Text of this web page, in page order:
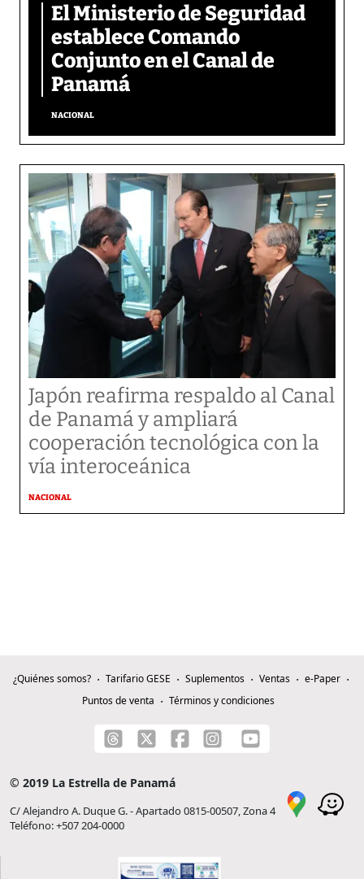
El Ministerio de Seguridad
establece Comando
Conjunto en el Canal de
Panamá
NACIONAL
Japón reafirma respaldo al Canal
de Panamá y ampliará
cooperación tecnológica con la
vía interoceánica
NACIONAL
¿Quiénes somos? Tarifario GESE Suplementos Ventas
e-Paper
Puntos de venta
Términos y condiciones
© 2019 La Estrella de Panamá
C/ Alejandro A. Duque G. - Apartado 0815-00507, Zona 4
Teléfono: +507 204-0000